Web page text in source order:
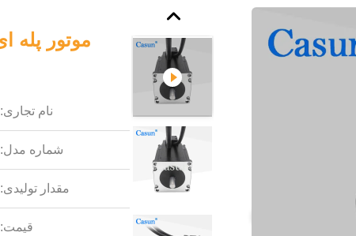
نام تجاری:
شماره مدل:
مقدار تولیدی:
قیمت: